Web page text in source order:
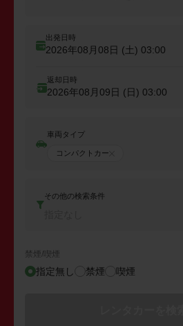
出発日時
2026年08月08日 (土) 03:00
返却日時
2026年08月09日 (日) 03:00
車両タイプ
コンパクトカー
その他の検索条件
禁煙/喫煙
指定無し 禁煙 喫煙